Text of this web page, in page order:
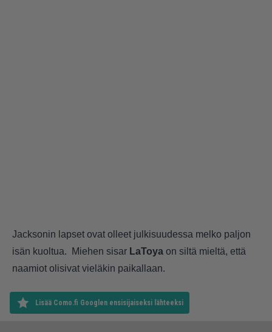
Jacksonin lapset ovat olleet julkisuudessa melko paljon
isän kuoltua. Miehen sisar LaToya on siltä mieltä, että
naamiot olisivat vieläkin paikallaan.
Lisää Como.fi Googlen ensisijaiseksi lähteeksi